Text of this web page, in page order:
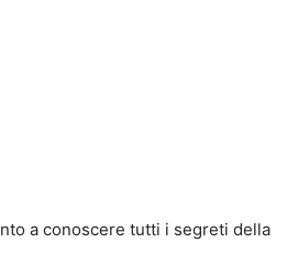
a conoscere tutti i segreti della